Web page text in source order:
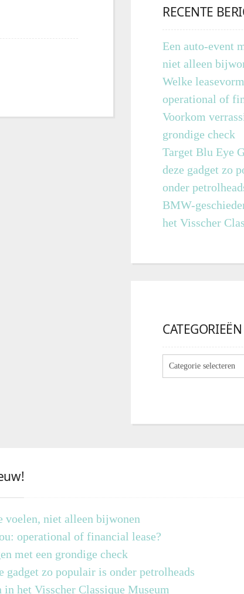
RECENTE
Een auto-event
niet alleen
Welke
operational of
Voorkom
grondige check
Target Blu Eye
deze gadget zo
onder
BMW-
het Visscher
CATEGORIEËN
voelen, niet alleen bijwonen
operational of financial lease?
met een grondige check
gadget zo populair is onder petrolheads
het Visscher Classique Museum